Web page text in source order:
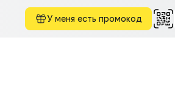
У меня есть промокод